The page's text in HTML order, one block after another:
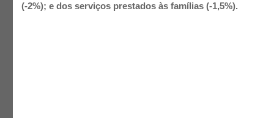
(-2%); e dos serviços prestados às famílias (-1,5%).